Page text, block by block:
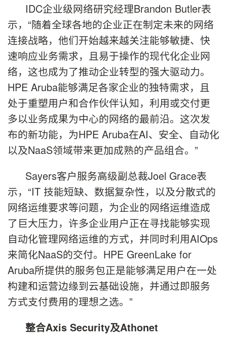
IDC企业级网络研究经理Brandon Butler表
示，“随着全球各地的企业正在制定未来的网络
连接战略，他们开始越来越关注能够敏捷、快
速响应业务需求，且易于操作的现代化企业网
络，这也成为了推动企业转型的强大驱动力。
HPE Aruba能够满足各家企业的独特需求，且
处于重塑用户和合作伙伴认知，利用或交付更
多以业务成果为中心的网络的最前沿。这次发
布的新功能，为HPE Aruba在AI、安全、自动化
以及NaaS领域带来更加成熟的产品组合。”
Sayers客户服务高级副总裁Joel Grace表
示，“IT 技能短缺、数据复杂性，以及分散式的
网络运维要求等问题，为企业的网络运维造成
了巨大压力，许多企业用户正在寻找能够实现
自动化管理网络运维的方式，并同时利用AIOps
来简化NaaS的交付。HPE GreenLake for
Aruba所提供的服务包正是能够满足用户在一处
构建和运营边缘到云基础设施，并通过即服务
方式支付费用的理想之选。”
整合Axis Security及Athonet